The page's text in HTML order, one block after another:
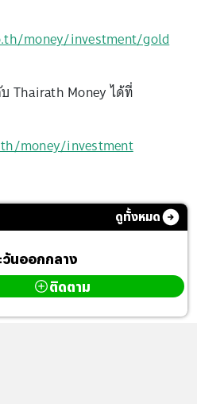
money/investment/gold
Thairath Money ได้ที่
money/investment
ดูทั้งหมด
วันออกกลาง
ติดตาม